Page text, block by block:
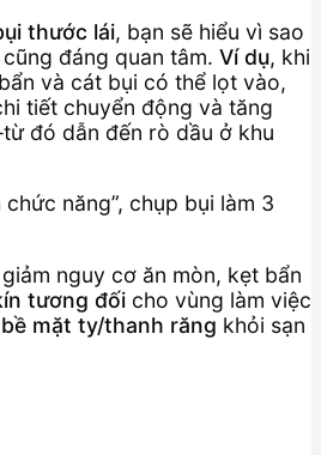
thước lái, bạn sẽ hiểu vì sao
đáng quan tâm. Ví dụ, khi
và cát bụi có thể lọt vào,
tiết chuyển động và tăng
đó dẫn đến rò dầu ở khu
năng”, chụp bụi làm 3
giảm nguy cơ ăn mòn, kẹt bẩn
tương đối cho vùng làm việc
mặt ty/thanh răng khỏi sạn